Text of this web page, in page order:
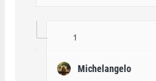
1
Michelangelo